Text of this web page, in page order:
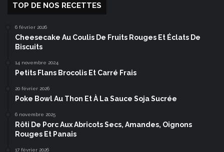
TOP DE NOS RECETTES
6 février 2026
Cheesecake Au Coulis De Fruits Rouges Et Éclats De
Biscuits
14 novembre 2024
Petits Flans Brocolis Et Carré Frais
20 février 2026
Poke Bowl Au Thon Et À La Sauce Soja Sucrée
6 novembre 2025
Rôti De Porc Aux Abricots Secs, Amandes, Oignons
Rouges Et Panais
17 février 2026